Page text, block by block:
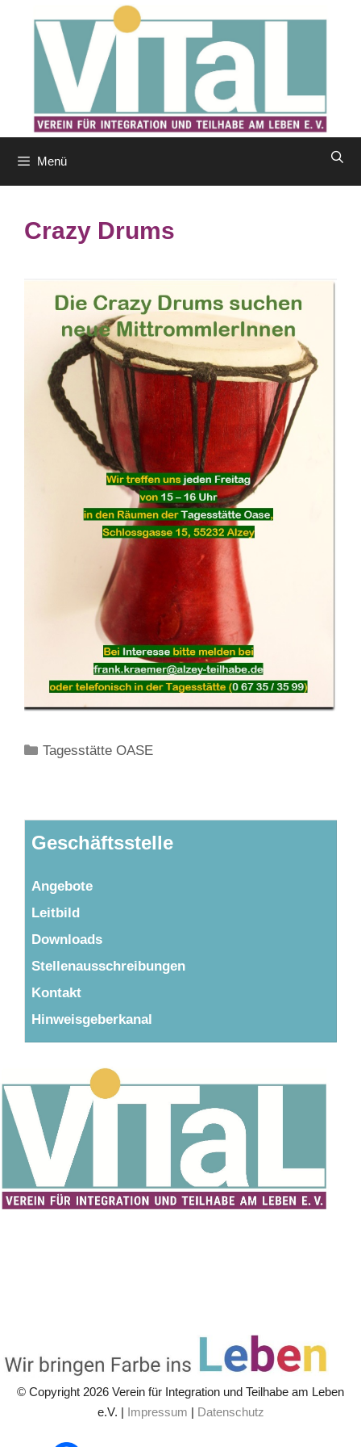
springen
Menü
Crazy Drums
Kategorien
Tagesstätte OASE
Geschäftsstelle
Angebote
Leitbild
Downloads
Stellenausschreibungen
Kontakt
Hinweisgeberkanal
© Copyright 2026 Verein für Integration und Teilhabe am Leben
e.V. | Impressum | Datenschutz